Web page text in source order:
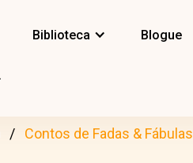
Biblioteca Blogue
Contos de Fadas & Fábulas